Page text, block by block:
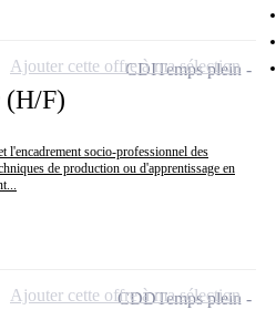
(H/F)
l'encadrement socio-professionnel des
de production ou d'apprentissage en
CDITemps plein
Ajouter cette offre à ma sélection
CDDTemps plein
Ajouter cette offre à ma sélection